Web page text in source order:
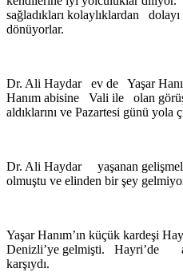
sağladıkları kolaylıklardan
dönüyorlar.
Dr. Ali Haydar ev de Yaşar
Hanım abisine Vali ile olan
aldıklarını ve Pazartesi günü yola
Dr. Ali Haydar yaşanan
olmuştu ve elinden bir şey
Yaşar Hanım’ın küçük kardeşi
Denizli’ye gelmişti. Hayri’de
karşıydı.